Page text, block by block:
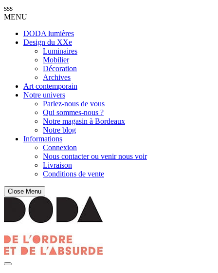
sss
MENU
DODA lumières
Design du XXe
Luminaires
Mobilier
Décoration
Archives
Art contemporain
Notre univers
Parlez-nous de vous
Qui sommes-nous ?
Notre magasin à Bordeaux
Notre blog
Informations
Connexion
Nous contacter ou venir nous voir
Livraison
Conditions de vente
Close Menu